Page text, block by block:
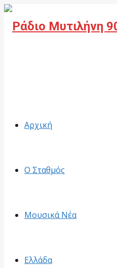
Αρχική
Ο Σταθμός
Μουσικά Νέα
Ελλάδα